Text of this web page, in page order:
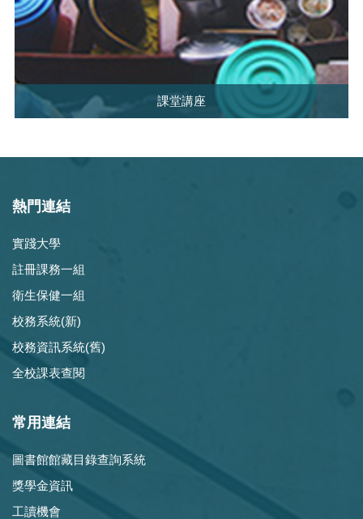
課堂講座
熱門連結
實踐大學
註冊課務一組
衛生保健一組
校務系統(新)
校務資訊系統(舊)
全校課表查閱
常用連結
圖書館館藏目錄查詢系統
獎學金資訊
工讀機會